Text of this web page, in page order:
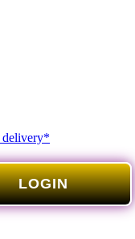
delivery*
LOGIN